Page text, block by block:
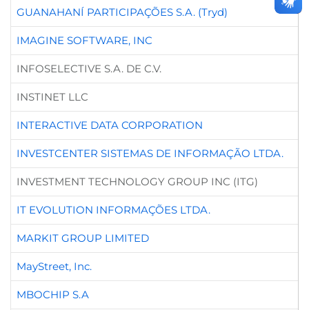
GUANAHANÍ PARTICIPAÇÕES S.A. (Tryd)
IMAGINE SOFTWARE, INC
INFOSELECTIVE S.A. DE C.V.
INSTINET LLC
INTERACTIVE DATA CORPORATION
INVESTCENTER SISTEMAS DE INFORMAÇÃO LTDA.
INVESTMENT TECHNOLOGY GROUP INC (ITG)
IT EVOLUTION INFORMAÇÕES LTDA.
MARKIT GROUP LIMITED
MayStreet, Inc.
MBOCHIP S.A